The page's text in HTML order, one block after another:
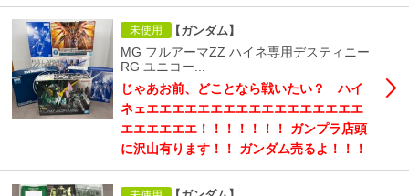
未使用 【ガンダム】
MG フルアーマZZ ハイネ専用デスティニー
RG ユニコー...
じゃあお前、どことなら戦いたい？ ハイ
ネェエエエエエエエエエエエエエエエエエ
エエエエエエ！！！！！！！ ガンプラ店頭
に沢山有ります！！ ガンダム売るよ！！！